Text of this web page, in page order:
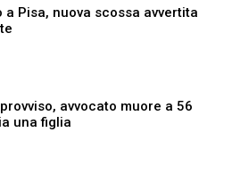
a Pisa, nuova scossa avvertita
avvocato muore a 56
una figlia